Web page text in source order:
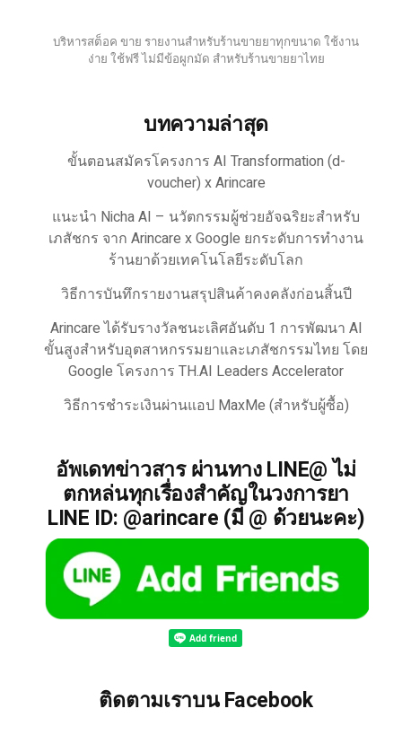
บริหารสต็อค ขาย รายงานสำหรับร้านขายยาทุกขนาด ใช้งาน
ง่าย ใช้ฟรี ไม่มีข้อผูกมัด สำหรับร้านขายยาไทย
บทความล่าสุด
ขั้นตอนสมัครโครงการ AI Transformation (d-
voucher) x Arincare
แนะนำ Nicha AI – นวัตกรรมผู้ช่วยอัจฉริยะสำหรับ
เภสัชกร จาก Arincare x Google ยกระดับการทำงาน
ร้านยาด้วยเทคโนโลยีระดับโลก
วิธีการบันทึกรายงานสรุปสินค้าคงคลังก่อนสิ้นปี
Arincare ได้รับรางวัลชนะเลิศอันดับ 1 การพัฒนา AI
ขั้นสูงสำหรับอุตสาหกรรมยาและเภสัชกรรมไทย โดย
Google โครงการ TH.AI Leaders Accelerator
วิธีการชำระเงินผ่านแอป MaxMe (สำหรับผู้ซื้อ)
อัพเดทข่าวสาร ผ่านทาง LINE@ ไม่
ตกหล่นทุกเรื่องสำคัญในวงการยา
LINE ID: @arincare (มี @ ด้วยนะคะ)
ติดตามเราบน Facebook